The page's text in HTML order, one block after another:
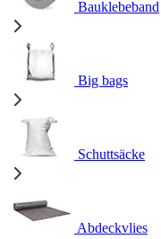
Bauklebeband
Big bags
Schuttsäcke
Abdeckvlies